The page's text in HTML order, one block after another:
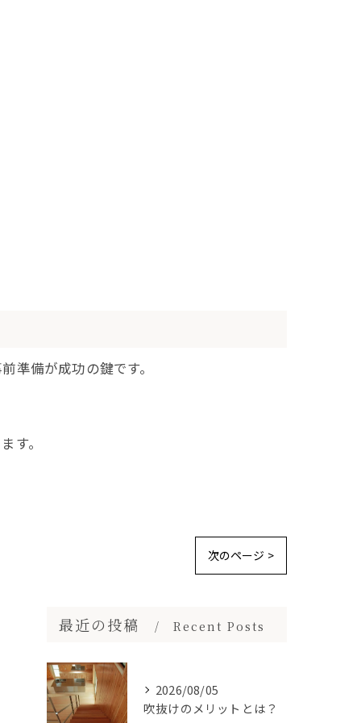
準備が成功の鍵です。
す。
次のページ >
最近の投稿 Recent Posts
2026/08/05
吹抜けのメリットとは？